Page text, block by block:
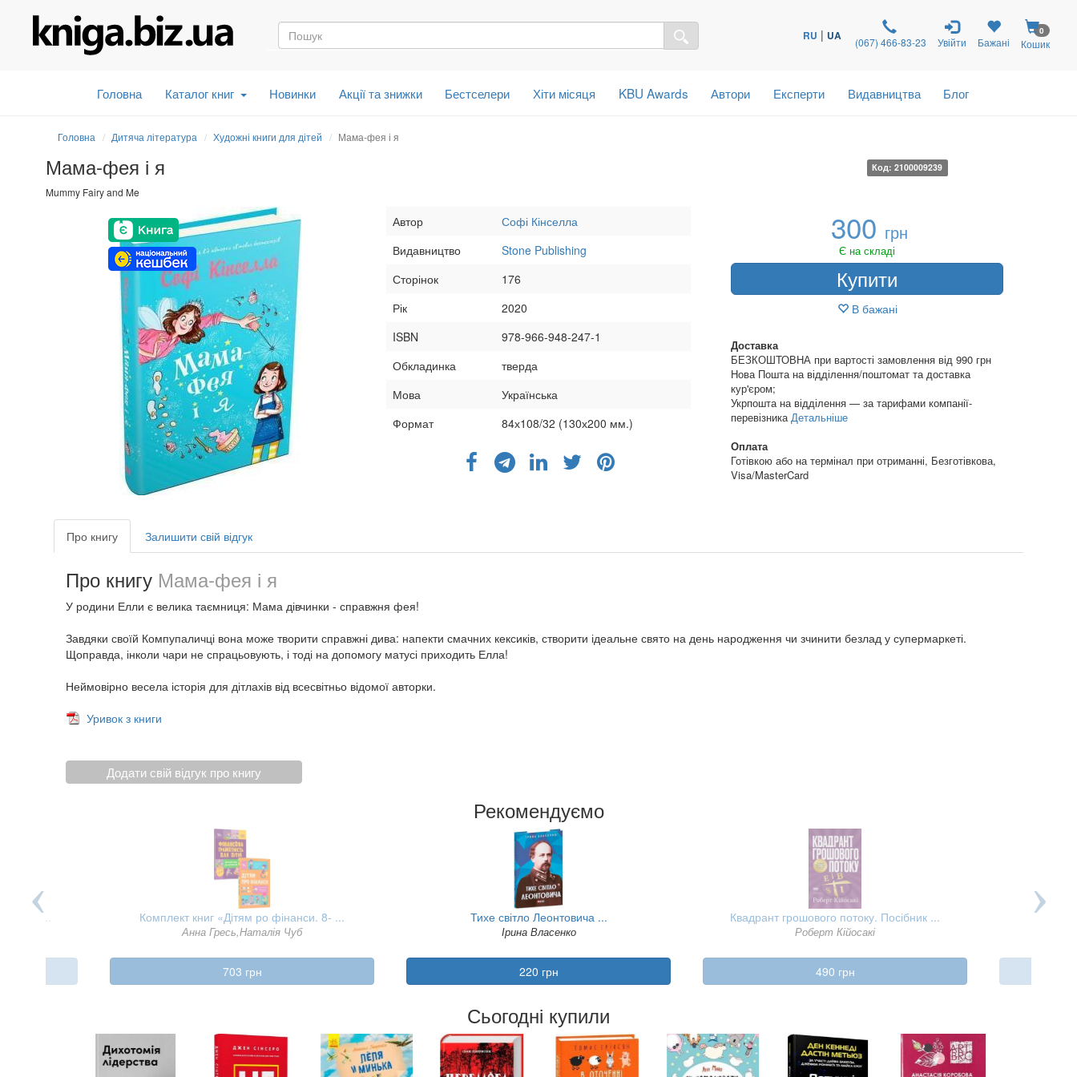
RU | UA (067) 466-83-23 Увійти Бажані
0
Кошик
Головна Каталог книг Новинки Акції та знижки Бестселери Хіти місяця KBU Awards Автори Експерти Видавництва Блог
Головна Дитяча література Художні книги для дітей Мама-фея і я
Мама-фея і я
Mummy Fairy and Me
Код: 2100009239
300 грн
Є на складі
Купити
В бажані
Доставка
БЕЗКОШТОВНА при вартості замовлення від 990 грн
Нова Пошта на відділення/поштомат та доставка
кур'єром;
Укрпошта на відділення — за тарифами компанії-
перевізника Детальніше
Оплата
Готівкою або на термінал при отриманні, Безготівкова,
Visa/MasterCard
Автор
Софі Кінселла
Видавництво
Stone Publishing
Сторінок
176
Рік
2020
ISBN
978-966-948-247-1
Обкладинка
тверда
Мова
Українська
Формат
84х108/32 (130х200 мм.)
Про книгу Залишити свій відгук
Про книгу Мама-фея і я
У родини Елли є велика таємниця: Мама дівчинки - справжня фея!
Завдяки своїй Компупаличці вона може творити справжні дива: напекти смачних кексиків, створити ідеальне свято на день народження чи зчинити безлад у супермаркеті.
Щоправда, інколи чари не спрацьовують, і тоді на допомогу матусі приходить Елла!
Неймовірно весела історія для дітлахів від всесвітньо відомої авторки.
Уривок з книги
Додати свій відгук про книгу
Рекомендуємо
3 ... Комплект книг «Дітям ро фінанси. 8- ...
Анна Гресь,Наталія Чуб
703 грн
Тихе світло Леонтовича ...
Ірина Власенко
220 грн
Квадрант грошового потоку. Посібник ...
Роберт Кійосакі
490 грн
Той
Сьогодні купили